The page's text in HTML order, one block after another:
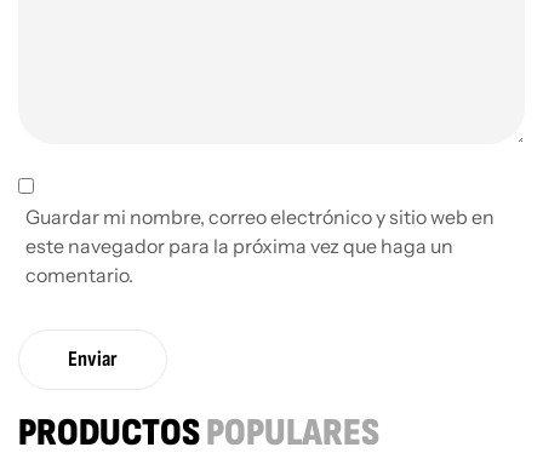
Guardar mi nombre, correo electrónico y sitio web en
este navegador para la próxima vez que haga un
comentario.
Enviar
PRODUCTOSPOPULARES